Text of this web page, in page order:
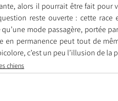
alors il pourrait être fait pour
reste ouverte : cette race
qu’une mode passagère, portée
en permanence peut tout de
c’est un peu l’illusion de
chiens